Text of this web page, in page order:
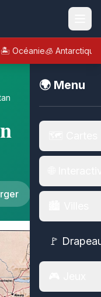
🏝️ Océanie🧊 Antarctique
🌍 Menu
🚩